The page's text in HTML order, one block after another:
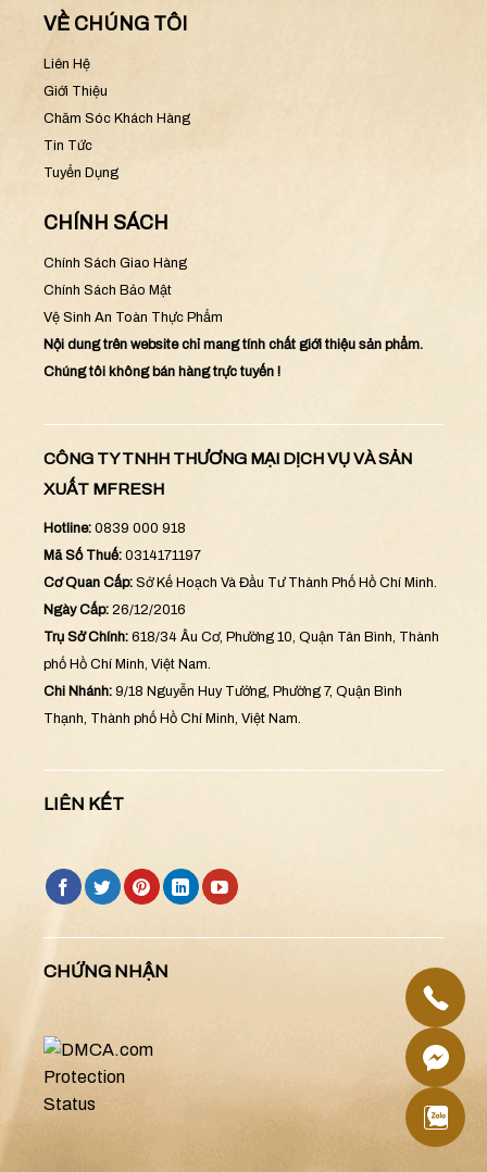
VỀ CHÚNG TÔI
Liên Hệ
Giới Thiệu
Chăm Sóc Khách Hàng
Tin Tức
Tuyển Dụng
CHÍNH SÁCH
Chính Sách Giao Hàng
Chính Sách Bảo Mật
Vệ Sinh An Toàn Thực Phẩm
Nội dung trên website chỉ mang tính chất giới thiệu sản phẩm.
Chúng tôi không bán hàng trực tuyến !
CÔNG TY TNHH THƯƠNG MẠI DỊCH VỤ VÀ SẢN
XUẤT MFRESH
Hotline: 0839 000 918
Mã Số Thuế: 0314171197
Cơ Quan Cấp: Sở Kế Hoạch Và Đầu Tư Thành Phố Hồ Chí Minh.
Ngày Cấp: 26/12/2016
Trụ Sở Chính: 618/34 Âu Cơ, Phường 10, Quận Tân Bình, Thành
phố Hồ Chí Minh, Việt Nam.
Chi Nhánh: 9/18 Nguyễn Huy Tưởng, Phường 7, Quận Bình
Thạnh, Thành phố Hồ Chí Minh, Việt Nam.
LIÊN KẾT
CHỨNG NHẬN